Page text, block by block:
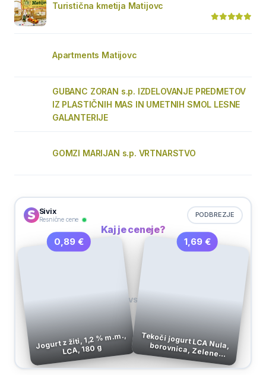
Turistična kmetija Matijovc
Apartments Matijovc
GUBANC ZORAN s.p. IZDELOVANJE PREDMETOV
IZ PLASTIČNIH MAS IN UMETNIH SMOL LESNE
GALANTERIJE
GOMZI MARIJAN s.p. VRTNARSTVO
Sivix
Resnične cene
PODBREZJE
Kaj je ceneje?
0,89 €
Jogurt z žiti, 1,2 % m.m.,
LCA, 180 g
VS
1,69 €
Tekoči jogurt LCA Nula, borovnica, Zelene
Doline, 500 g